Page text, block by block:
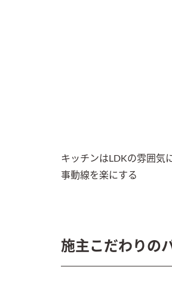
キッチンはLDKの雰囲気
事動線を楽にする
施主こだわりの